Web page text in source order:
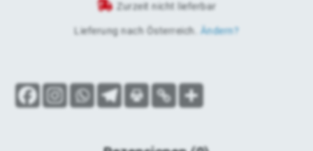
Zurzeit nicht lieferbar
Lieferung nach Österreich Ändern?